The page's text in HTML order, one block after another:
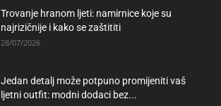
Trovanje hranom ljeti: namirnice koje su
najrizičnije i kako se zaštititi
28/07/2026
Jedan detalj može potpuno promijeniti vaš
ljetni outfit: modni dodaci bez...